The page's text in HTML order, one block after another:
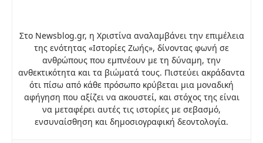
Στο Newsblog.gr, η Χριστίνα αναλαμβάνει την επιμέλεια
της ενότητας «Ιστορίες Ζωής», δίνοντας φωνή σε
ανθρώπους που εμπνέουν με τη δύναμη, την
ανθεκτικότητα και τα βιώματά τους. Πιστεύει ακράδαντα
ότι πίσω από κάθε πρόσωπο κρύβεται μια μοναδική
αφήγηση που αξίζει να ακουστεί, και στόχος της είναι
να μεταφέρει αυτές τις ιστορίες με σεβασμό,
ενσυναίσθηση και δημοσιογραφική δεοντολογία.